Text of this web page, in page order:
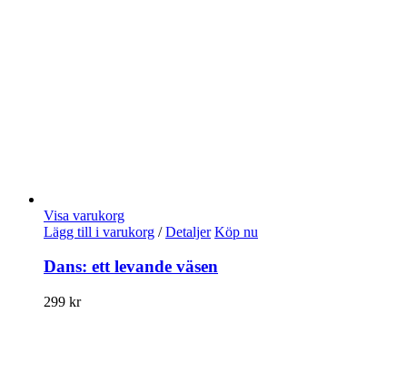
Visa varukorg
Lägg till i varukorg / Detaljer Köp nu
Dans: ett levande väsen
299 kr